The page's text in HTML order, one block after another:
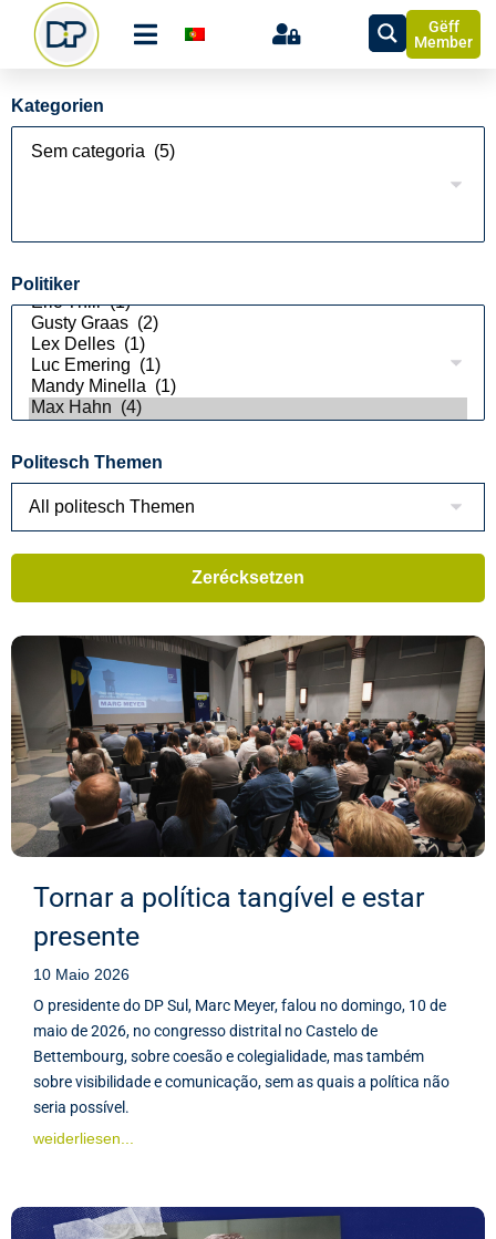
Gëff
Member
Kategorien
Politiker
Politesch Themen
Tornar a política tangível e estar
presente
10 Maio 2026
O presidente do DP Sul, Marc Meyer, falou no domingo, 10 de
maio de 2026, no congresso distrital no Castelo de
Bettembourg, sobre coesão e colegialidade, mas também
sobre visibilidade e comunicação, sem as quais a política não
seria possível.
weiderliesen...